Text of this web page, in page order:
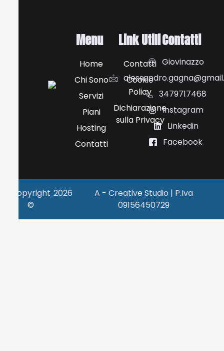
Menu
Home
Chi Sono
Servizi
Piani
Hosting
Contatti
Link Utili
Contatti
Cookie
Policy
Dichiarazione
sulla Privacy
Contatti
Giovinazzo
3479717468
Instagram
Linkedin
Facebook
Copyright
©
2026
A - Creative Studio | P.Iva
09156450729